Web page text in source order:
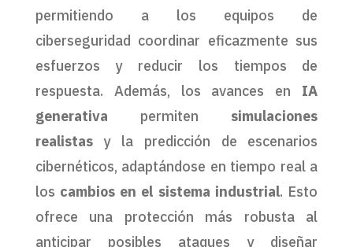
permitiendo a los equipos de
ciberseguridad coordinar eficazmente sus
esfuerzos y reducir los tiempos de
respuesta. Además, los avances en IA
generativa permiten simulaciones
realistasy la predicción de escenarios
cibernéticos, adaptándose en tiempo real a
los cambios en el sistema industrial. Esto
ofrece una protección más robusta al
anticipar posibles ataques y diseñar